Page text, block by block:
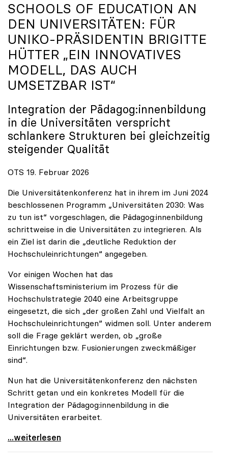
SCHOOLS OF EDUCATION AN
DEN UNIVERSITÄTEN: FÜR
UNIKO-PRÄSIDENTIN BRIGITTE
HÜTTER „EIN INNOVATIVES
MODELL, DAS AUCH
UMSETZBAR IST“
Integration der Pädagog:innenbildung
in die Universitäten verspricht
schlankere Strukturen bei gleichzeitig
steigender Qualität
OTS 19. Februar 2026
Die Universitätenkonferenz hat in ihrem im Juni 2024
beschlossenen Programm „Universitäten 2030: Was
zu tun ist“ vorgeschlagen, die Pädagog:innenbildung
schrittweise in die Universitäten zu integrieren. Als
ein Ziel ist darin die „deutliche Reduktion der
Hochschuleinrichtungen“ angegeben.
Vor einigen Wochen hat das
Wissenschaftsministerium im Prozess für die
Hochschulstrategie 2040 eine Arbeitsgruppe
eingesetzt, die sich „der großen Zahl und Vielfalt an
Hochschuleinrichtungen“ widmen soll. Unter anderem
soll die Frage geklärt werden, ob „große
Einrichtungen bzw. Fusionierungen zweckmäßiger
sind“.
Nun hat die Universitätenkonferenz den nächsten
Schritt getan und ein konkretes Modell für die
Integration der Pädagog:innenbildung in die
Universitäten erarbeitet.
Schools of Education an den Universitäten: Für
...weiterlesen